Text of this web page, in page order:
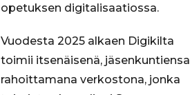
opetuksen digitalisaatiossa.
Vuodesta 2025 alkaen Digikilta
toimii itsenäisenä, jäsenkuntiensa
rahoittamana verkostona, jonka